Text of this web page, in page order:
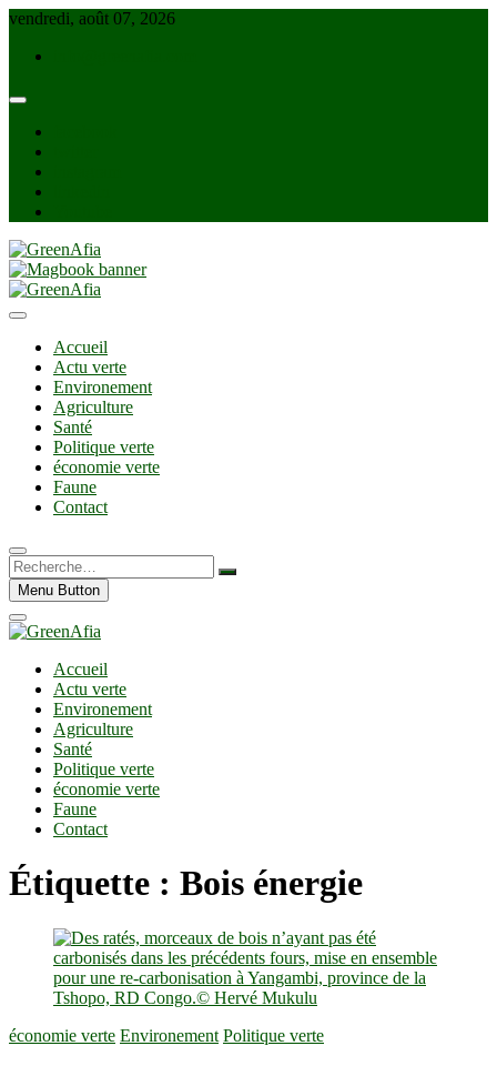
Skip
content
vendredi, août 07, 2026
GreenAfia
Accueil
Actu verte
Environement
Agriculture
Santé
Politique verte
économie verte
Faune
Contact
Recherche…
Menu Button
Accueil
Actu verte
Environement
Agriculture
Santé
Politique verte
économie verte
Faune
Contact
Étiquette : Bois énergie
économie verte Environement Politique verte